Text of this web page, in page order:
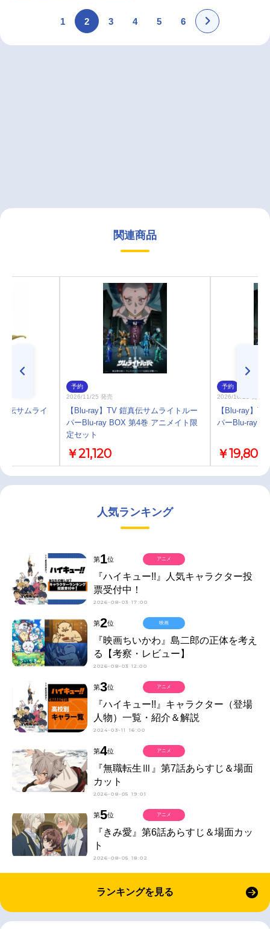
1 2 3 4 5 6
関連商品
伝サムライ
予約
2026/11/25 発売
【Blu-ray】TV 鎧真伝サムライトルー
パーBlu-ray BOX 第4巻 アニメイト限
定セット
￥21,120
予約
2026/10/28 発売
【Blu-ray】
パーBlu-ray
￥19,800
人気ランキング
第1位
『ハイキュー!!』人気キャラクター投
票受付中！
2026-08-03 17:00
アニメ
第2位
『映画ちいかわ』島二郎の正体を考え
る【考察・レビュー】
2026-08-03 12:00
映画
第3位
『ハイキュー!!』キャラクター（登場
人物）一覧・紹介＆解説
2024-03-11 16:00
アニメ
第4位
『無職転生Ⅲ』第7話あらすじ＆場面
カット
2026-08-05 19:01
アニメ
第5位
『きみ愛』第6話あらすじ＆場面カッ
ト
2026-08-05 18:02
アニメ
ランキングを見る